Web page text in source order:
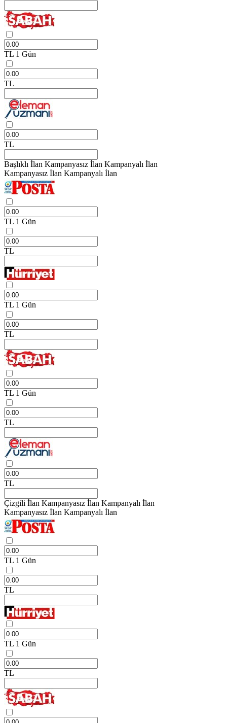
TL 1 Gün
TL
TL
Başlıklı İlan Kampanyasız İlan Kampanyalı İlan
Kampanyasız İlan Kampanyalı İlan
TL 1 Gün
TL
TL 1 Gün
TL
TL 1 Gün
TL
TL
Çizgili İlan Kampanyasız İlan Kampanyalı İlan
Kampanyasız İlan Kampanyalı İlan
TL 1 Gün
TL
TL 1 Gün
TL